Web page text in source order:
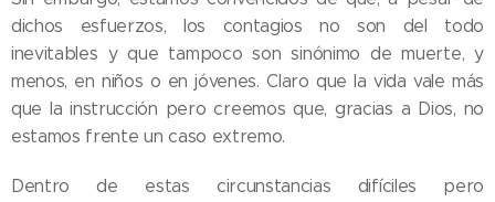
dichos esfuerzos, los contagios no son del todo
inevitables y que tampoco son sinónimo de muerte, y
menos, en niños o en jóvenes. Claro que la vida vale más
que la instrucción pero creemos que, gracias a Dios, no
estamos frente un caso extremo.
Dentro de estas circunstancias difíciles pero